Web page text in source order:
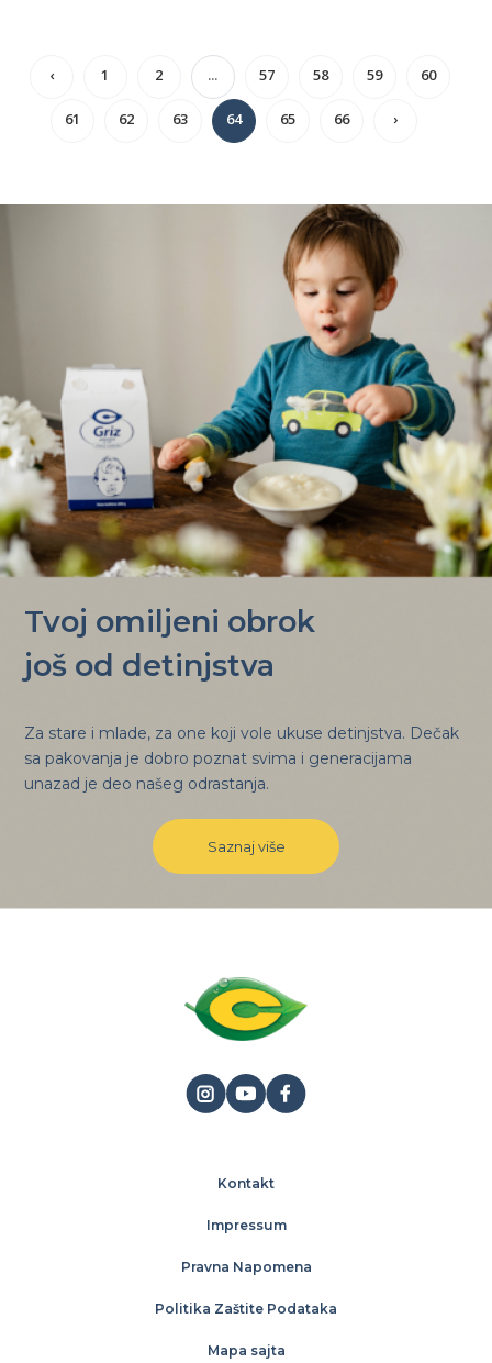
‹ 1 2 ... 57 58 59 60
61 62 63 64 65 66 ›
Tvoj omiljeni obrok
još od detinjstva
Za stare i mlade, za one koji vole ukuse detinjstva. Dečak
sa pakovanja je dobro poznat svima i generacijama
unazad je deo našeg odrastanja.
Saznaj više
Kontakt
Impressum
Pravna Napomena
Politika Zaštite Podataka
Mapa sajta